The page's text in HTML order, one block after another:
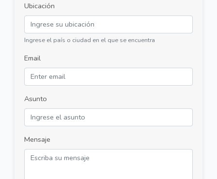
Ubicación
Ingrese el país o ciudad en el que se encuentra
Email
Asunto
Mensaje